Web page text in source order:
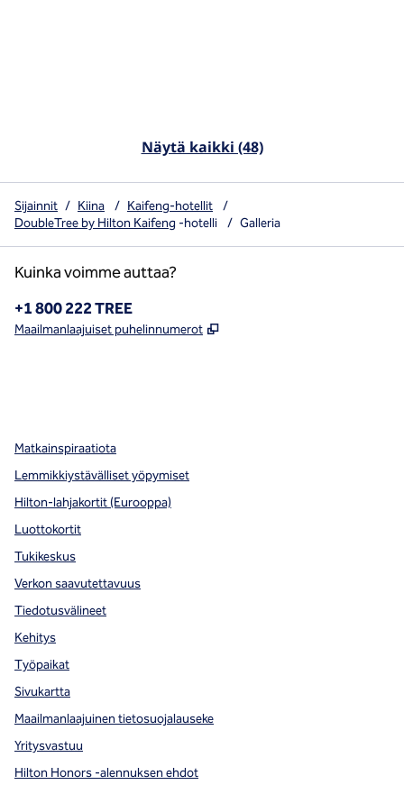
Näytä kaikki (48)
Sijainnit / Kiina / Kaifeng-hotellit
/
DoubleTree by Hilton Kaifeng -hotelli / Galleria
Kuinka voimme auttaa?
Puhelin:
+1 800 222 TREE
Maailmanlaajuiset puhelinnumerot ,
Matkainspiraatiota
Lemmikkiystävälliset yöpymiset
Hilton-lahjakortit (Eurooppa)
Luottokortit
Tukikeskus
Verkon saavutettavuus
Tiedotusvälineet
Kehitys
Työpaikat
Sivukartta
Maailmanlaajuinen tietosuojalauseke
Yritysvastuu
Hilton Honors -alennuksen ehdot